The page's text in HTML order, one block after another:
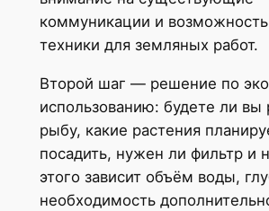
коммуникации и
техники для земляных работ.
Второй шаг — решение по
использованию: будете ли вы
рыбу, какие растения
посадить, нужен ли фильтр и
этого зависит объём воды,
необходимость